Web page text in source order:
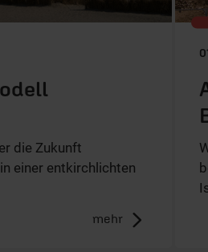
die Zukunft
einer entkirchlichten
mehr